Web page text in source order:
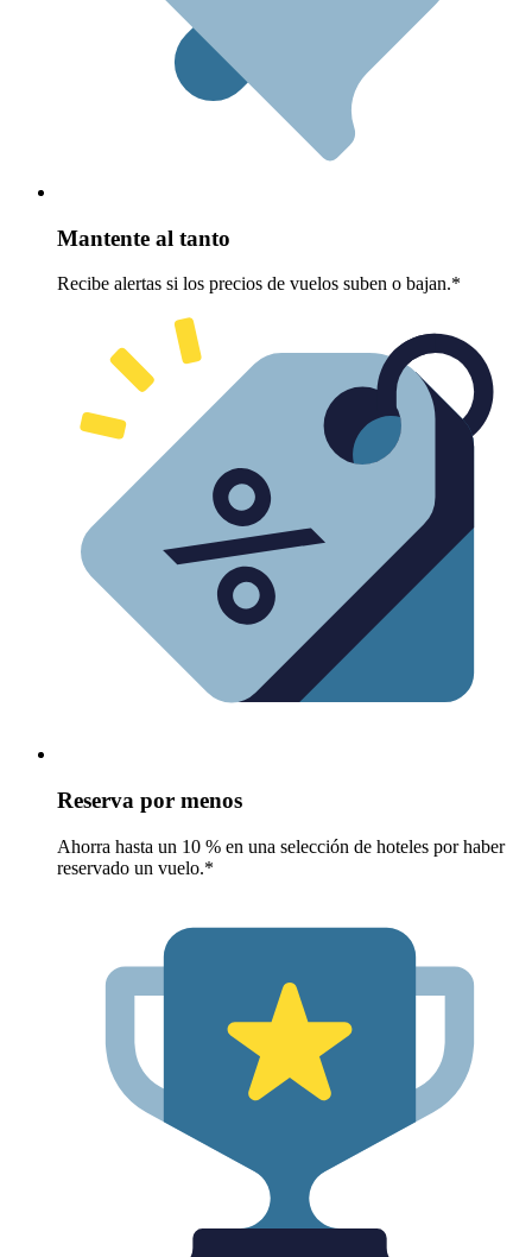
Mantente al tanto
Recibe alertas si los precios de vuelos suben o bajan.*
Reserva por menos
Ahorra hasta un 10 % en una selección de hoteles por haber
reservado un vuelo.*